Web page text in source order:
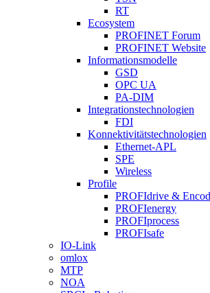
RT
Ecosystem
PROFINET Forum
PROFINET Website
Informationsmodelle
GSD
OPC UA
PA-DIM
Integrationstechnologien
FDI
Konnektivitätstechnologien
Ethernet-APL
SPE
Wireless
Profile
PROFIdrive &
PROFIenergy
PROFIprocess
PROFIsafe
IO-Link
omlox
MTP
NOA